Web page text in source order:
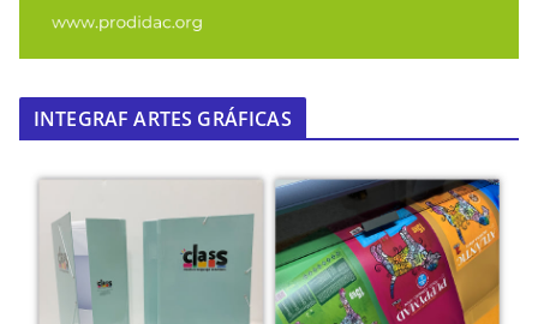
INTEGRAF ARTES GRÁFICAS